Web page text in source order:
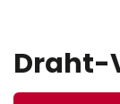
Draht-